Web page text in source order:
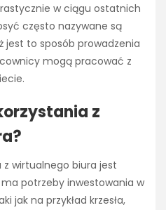
w ciągu ostatnich
często nazywane są
jest to sposób prowadzenia
mogą pracować z
z
z wirtualnego biura jest
potrzeby inwestowania w
jak na przykład krzesła,